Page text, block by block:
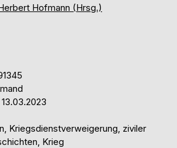
Hofmann (Hrsg.)
Kriegsdienstverweigerung, ziviler
Krieg